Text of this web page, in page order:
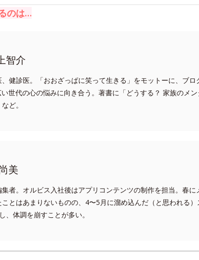
のは…
智介
健診医。「おおざっぱに笑って生きる」をモットーに、ブロ
世代の心の悩みに向き合う。著書に「どうする？ 家族のメ
ど。
美
者。オルビス入社後はアプリコンテンツの制作を担当。春に
とはあまりないものの、4〜5月に溜め込んだ（と思われる）
、体調を崩すことが多い。